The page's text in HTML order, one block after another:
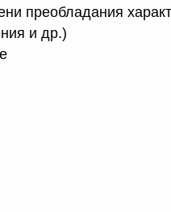
преобладания
и др.)